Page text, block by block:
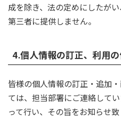
成を除き、法の定めにしたがい
第三者に提供しません。
4.個人情報の訂正、利用
皆様の個人情報の訂正・追加
ては、担当部署にご連絡して
って行い、その旨をお知らせ致